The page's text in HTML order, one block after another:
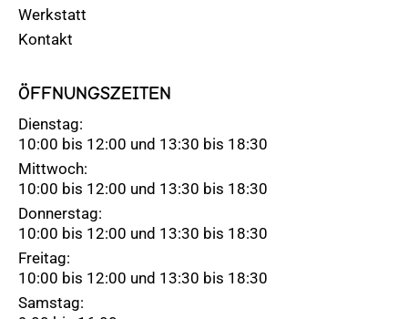
Werkstatt
Kontakt
ÖFFNUNGSZEITEN
Dienstag:
10:00 bis 12:00 und 13:30 bis 18:30
Mittwoch:
10:00 bis 12:00 und 13:30 bis 18:30
Donnerstag:
10:00 bis 12:00 und 13:30 bis 18:30
Freitag:
10:00 bis 12:00 und 13:30 bis 18:30
Samstag: